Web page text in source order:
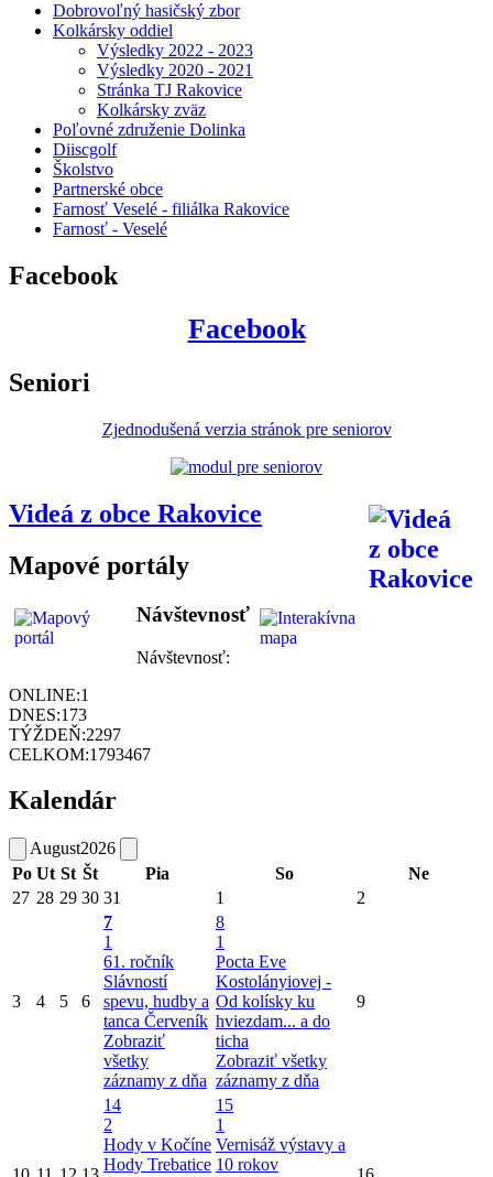
Dobrovoľný hasičský zbor
Kolkársky oddiel
Výsledky 2022 - 2023
Výsledky 2020 - 2021
Stránka TJ Rakovice
Kolkársky zväz
Poľovné združenie Dolinka
Diiscgolf
Školstvo
Partnerské obce
Farnosť Veselé - filiálka Rakovice
Farnosť - Veselé
Facebook
Facebook
Seniori
Zjednodušená verzia stránok pre seniorov
Videá z obce Rakovice
Mapové portály
Návštevnosť
Návštevnosť:
ONLINE:1
DNES:173
TÝŽDEŇ:2297
CELKOM:1793467
Kalendár
August2026
Po Ut St Št Pia So
Ne
27 28 29 30 31 1 2
3 4 5 6
7
1
61. ročník
Slávností
spevu, hudby a
tanca Červeník
Zobraziť
všetky
záznamy z dňa
8
1
Pocta Eve
Kostolányiovej -
Od kolísky ku
hviezdam... a do
ticha
Zobraziť všetky
záznamy z dňa
9
14
2
Hody v Kočíne
Hody Trebatice
15
1
Vernisáž výstavy a
10 rokov